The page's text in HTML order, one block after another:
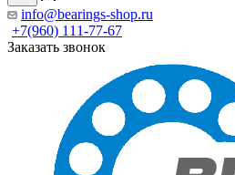
info@bearings-shop.ru
+7(960) 111-77-67
Заказать звонок